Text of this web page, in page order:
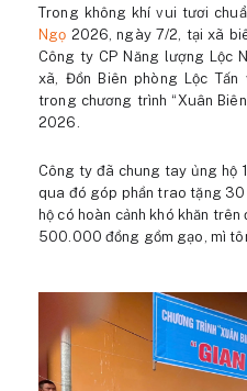
Trong không khí vui tươi
Ngọ 2026, ngày 7/2, tại xã
Công ty CP Năng lượng Lộc
xã, Đồn Biên phòng Lộc Tấn
trong chương trình “Xuân
2026.
Công ty đã chung tay ủng hộ
qua đó góp phần trao tặng 30
hộ có hoàn cảnh khó khăn
500.000 đồng gồm gạo, mì